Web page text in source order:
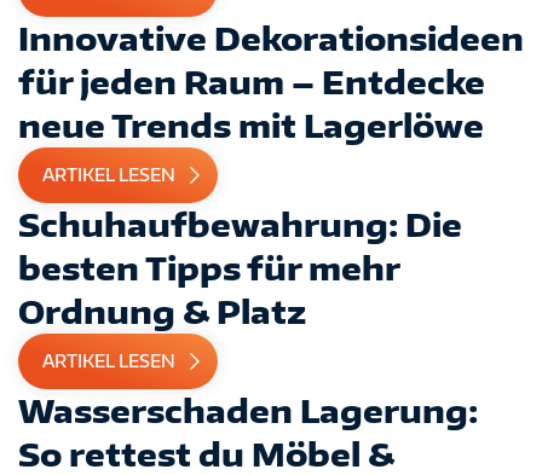
Innovative Dekorationsideen
für jeden Raum – Entdecke
neue Trends mit Lagerlöwe
ARTIKEL LESEN
Schuhaufbewahrung: Die
besten Tipps für mehr
Ordnung & Platz
ARTIKEL LESEN
Wasserschaden Lagerung:
So rettest du Möbel &